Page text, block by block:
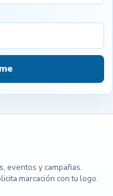
eventos y campañas.
marcación con tu logo.